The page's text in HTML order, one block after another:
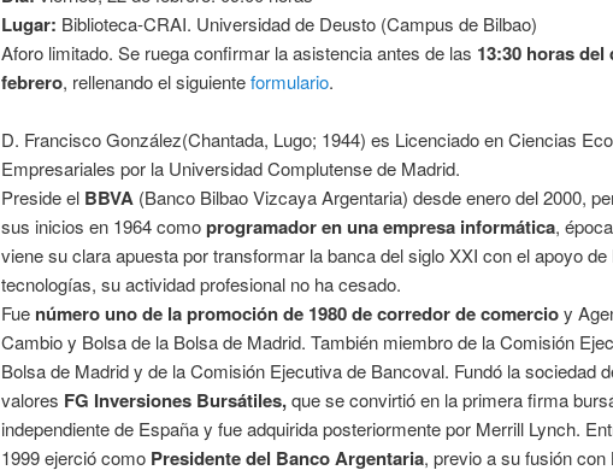
Lugar: Biblioteca-CRAI. Universidad de Deusto (Campus de Bilbao)
Aforo limitado. Se ruega confirmar la asistencia antes de las 13:30 horas del
febrero, rellenando el siguienteformulario.
D. Francisco González(Chantada, Lugo; 1944) es Licenciado en Ciencias
Empresariales por la Universidad Complutense de Madrid.
Preside el BBVA (Banco Bilbao Vizcaya Argentaria) desde enero del 2000,
sus inicios en 1964 comoprogramador en una empresa informática,
viene su clara apuesta por transformar la banca del siglo XXI con el apoyo de
tecnologías, su actividad profesional no ha cesado.
Fue número uno de la promoción de 1980 de corredor de comercioy
Cambio y Bolsa de la Bolsa de Madrid. También miembro de la Comisión
Bolsa de Madrid y de la Comisión Ejecutiva de Bancoval. Fundó la sociedad
valores FG Inversiones Bursátiles,que se convirtió en la primera firma
independiente de España y fue adquirida posteriormente por Merrill Lynch.
1999 ejerció como Presidente del Banco Argentaria, previo a su fusión con